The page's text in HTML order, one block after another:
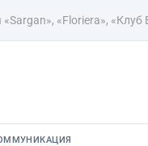
«Floriera», «Клуб